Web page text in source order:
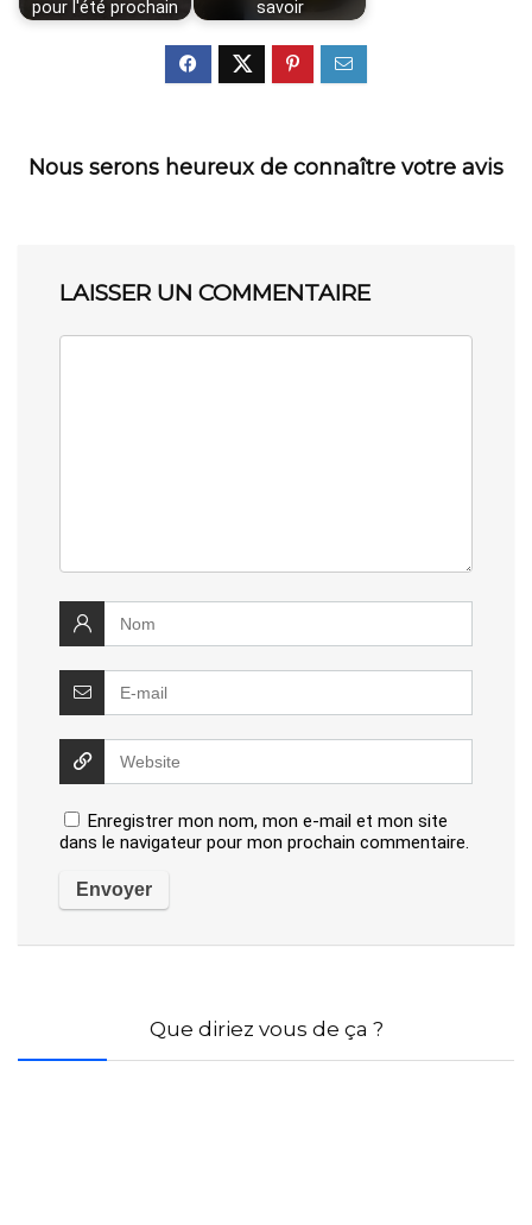
pour l'été prochain savoir
Nous serons heureux de connaître votre avis
LAISSER UN COMMENTAIRE
Enregistrer mon nom, mon e-mail et mon site
dans le navigateur pour mon prochain commentaire.
Que diriez vous de ça ?